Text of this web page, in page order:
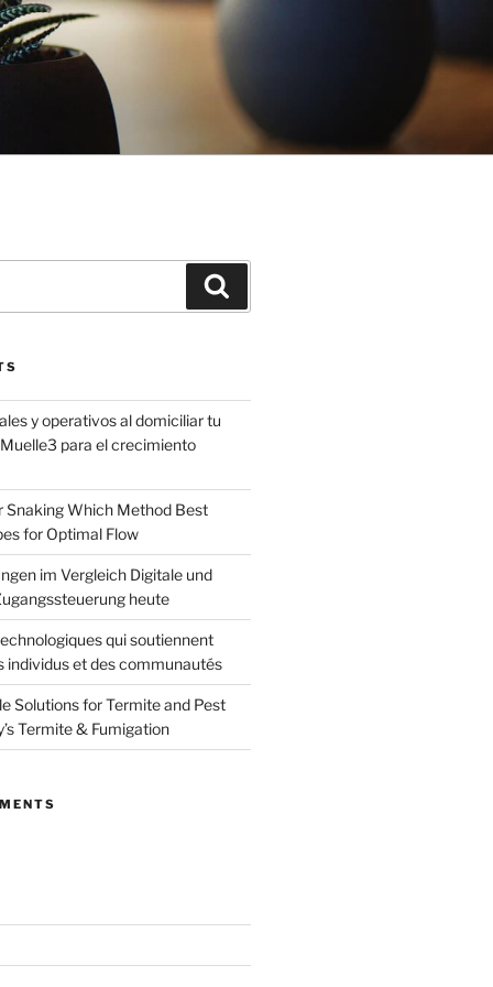
y operativos al domiciliar tu
para el crecimiento
Snaking Which Method Best
for Optimal Flow
im Vergleich Digitale und
heute
qui soutiennent
individus et des communautés
Solutions for Termite and Pest
Termite & Fumigation